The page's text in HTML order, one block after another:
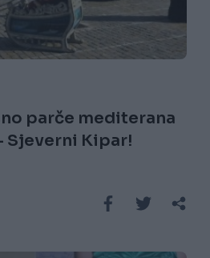
parče mediterana
Sjeverni Kipar!